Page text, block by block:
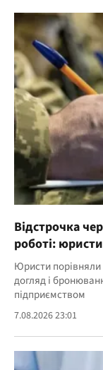
Відстрочка
роботі:
Юристи порівняли
догляд і
підприємством
7.08.2026 23:01